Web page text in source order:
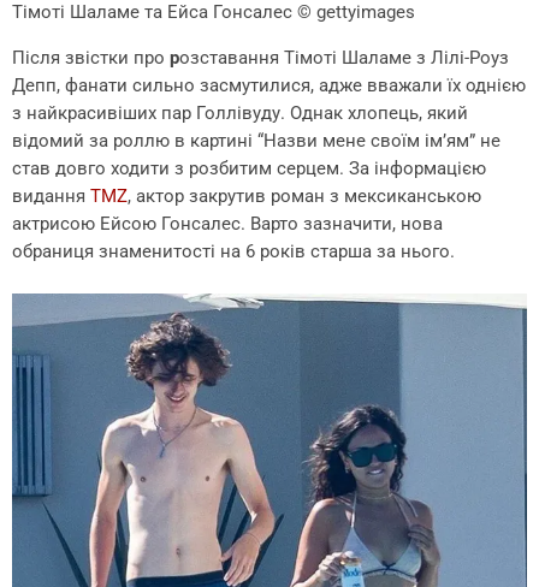
Тімоті Шаламе та Ейса Гонсалес © gettyimages
Після звістки про розставання Тімоті Шаламе з Лілі-Роуз
Депп, фанати сильно засмутилися, адже вважали їх однією
з найкрасивіших пар Голлівуду. Однак хлопець, який
відомий за роллю в картині “Назви мене своїм ім’ям” не
став довго ходити з розбитим серцем. За інформацією
видання TMZ, актор закрутив роман з мексиканською
актрисою Ейсою Гонсалес. Варто зазначити, нова
обраниця знаменитості на 6 років старша за нього.